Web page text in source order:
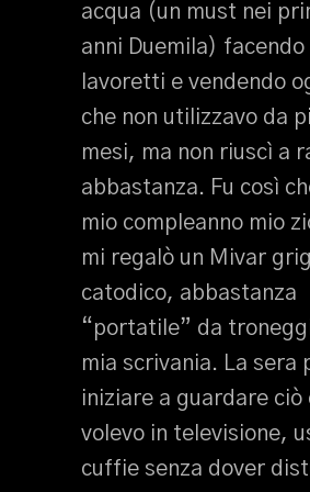
acqua (un must nei
anni Duemila) facendo
lavoretti e vendendo
che non utilizzavo da
mesi, ma non riuscì a
abbastanza. Fu così
mio compleanno mio
mi regalò un Mivar
catodico, abbastanza
“portatile” da
mia scrivania. La sera
iniziare a guardare ciò
volevo in televisione,
cuffie senza dover